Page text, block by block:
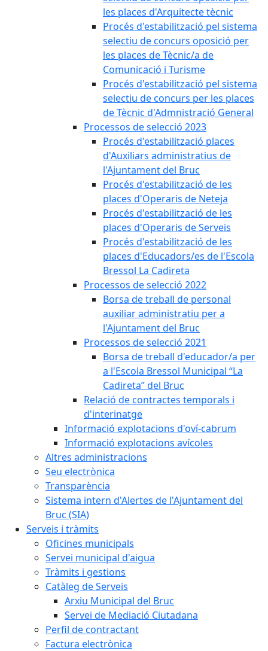
les places d'Arquitecte tècnic
Procés d'estabilització pel sistema
selectiu de concurs oposició per
les places de Tècnic/a de
Comunicació i Turisme
Procés d'estabilització pel sistema
selectiu de concurs per les places
de Tècnic d'Admnistració General
Processos de selecció 2023
Procés d'estabilització places
d'Auxiliars administratius de
l'Ajuntament del Bruc
Procés d'estabilització de les
places d'Operaris de Neteja
Procés d'estabilització de les
places d'Operaris de Serveis
Procés d'estabilització de les
places d'Educadors/es de l'Escola
Bressol La Cadireta
Processos de selecció 2022
Borsa de treball de personal
auxiliar administratiu per a
l'Ajuntament del Bruc
Processos de selecció 2021
Borsa de treball d'educador/a per
a l'Escola Bressol Municipal “La
Cadireta” del Bruc
Relació de contractes temporals i
d'interinatge
Informació explotacions d'oví-cabrum
Informació explotacions avícoles
Altres administracions
Seu electrònica
Transparència
Sistema intern d'Alertes de l'Ajuntament del
Bruc (SIA)
Serveis i tràmits
Oficines municipals
Servei municipal d'aigua
Tràmits i gestions
Catàleg de Serveis
Arxiu Municipal del Bruc
Servei de Mediació Ciutadana
Perfil de contractant
Factura electrònica